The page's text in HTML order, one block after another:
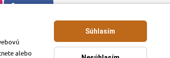
alebo
Súhlasím